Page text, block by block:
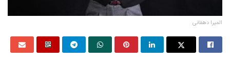
المیرا دهقانی